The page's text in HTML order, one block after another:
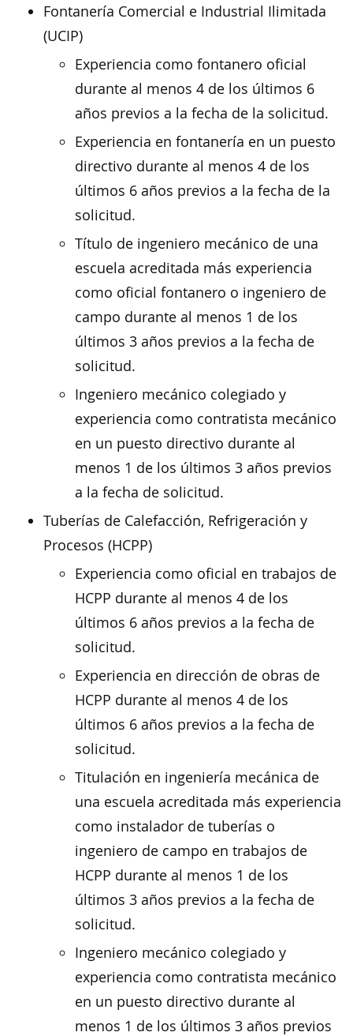
Fontanería Comercial e Industrial Ilimitada
(UCIP)
Experiencia como fontanero oficial
durante al menos 4 de los últimos 6
años previos a la fecha de la solicitud.
Experiencia en fontanería en un puesto
directivo durante al menos 4 de los
últimos 6 años previos a la fecha de la
solicitud.
Título de ingeniero mecánico de una
escuela acreditada más experiencia
como oficial fontanero o ingeniero de
campo durante al menos 1 de los
últimos 3 años previos a la fecha de
solicitud.
Ingeniero mecánico colegiado y
experiencia como contratista mecánico
en un puesto directivo durante al
menos 1 de los últimos 3 años previos
a la fecha de solicitud.
Tuberías de Calefacción, Refrigeración y
Procesos (HCPP)
Experiencia como oficial en trabajos de
HCPP durante al menos 4 de los
últimos 6 años previos a la fecha de
solicitud.
Experiencia en dirección de obras de
HCPP durante al menos 4 de los
últimos 6 años previos a la fecha de
solicitud.
Titulación en ingeniería mecánica de
una escuela acreditada más experiencia
como instalador de tuberías o
ingeniero de campo en trabajos de
HCPP durante al menos 1 de los
últimos 3 años previos a la fecha de
solicitud.
Ingeniero mecánico colegiado y
experiencia como contratista mecánico
en un puesto directivo durante al
menos 1 de los últimos 3 años previos